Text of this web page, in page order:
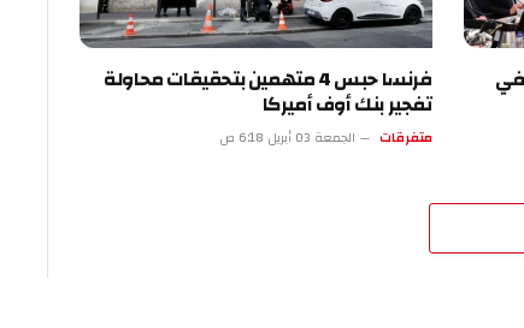
فرنسا حبس 4 متهمين بتحقيقات محاولة
تفجير بنك أوف أميركا
متفرقات الجمعة 03 أبريل 6:18 ص